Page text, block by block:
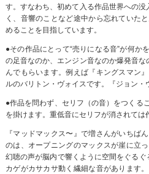
す。すなわち、初めて入る作品世界への没
く、音響のことなど途中から忘れていた
めることを目指しています。
●その作品にとって“売りになる音”が何か
の足音なのか、エンジン音なのか爆発音な
んでもらいます。例えば『キングスマン
ルのバリトン・ヴォイスです。『ジョン・
●作品を問わず、セリフ（の音）をつくる
を掛けます。重低音にセリフが消されては
『マッドマックス〜』で増さんがいちば
のは、オープニングのマックスが崖に立
幻聴の声が脳内で響くように空間をぐる
カゲがカサカサ動く繊細な音があります